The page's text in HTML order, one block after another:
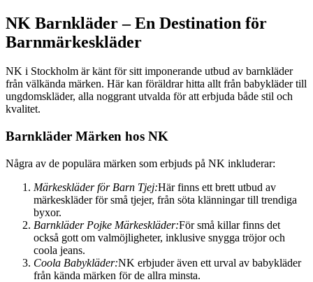
NK Barnkläder – En Destination för
Barnmärkeskläder
NK i Stockholm är känt för sitt imponerande utbud av barnkläder
från välkända märken. Här kan föräldrar hitta allt från babykläder till
ungdomskläder, alla noggrant utvalda för att erbjuda både stil och
kvalitet.
Barnkläder Märken hos NK
Några av de populära märken som erbjuds på NK inkluderar:
Märkeskläder för Barn Tjej:Här finns ett brett utbud av
märkeskläder för små tjejer, från söta klänningar till trendiga
byxor.
Barnkläder Pojke Märkeskläder:För små killar finns det
också gott om valmöjligheter, inklusive snygga tröjor och
coola jeans.
Coola Babykläder:NK erbjuder även ett urval av babykläder
från kända märken för de allra minsta.